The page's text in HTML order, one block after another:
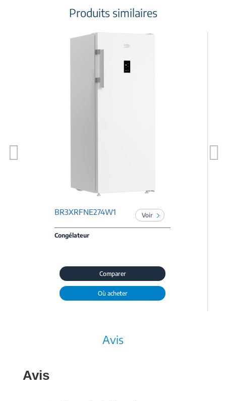
Produits similaires
BR3XRFNE274W1 Voir
Congélateur
Comparer
Où acheter
Avis
Avis